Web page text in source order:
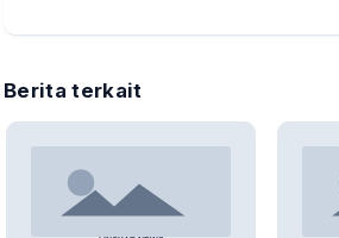
Berita terkait